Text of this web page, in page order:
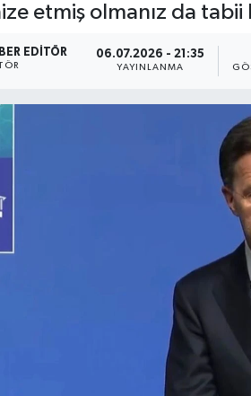
etmiş olmanız da tabii
EDITÖR 06.07.2026 - 21:35
YAYINLANMA